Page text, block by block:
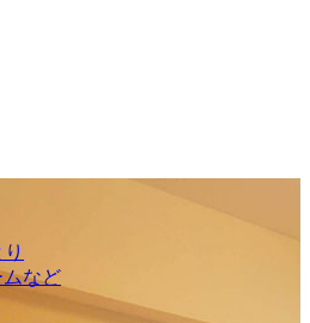
など